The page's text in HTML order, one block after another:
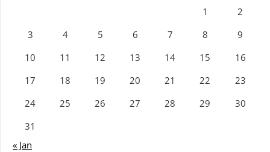
1
2
3
4 5 6 7 8
9
10
11 12 13 14 15
16
17
18 19 20 21 22
23
24
25 26 27 28 29
30
31
« Jan